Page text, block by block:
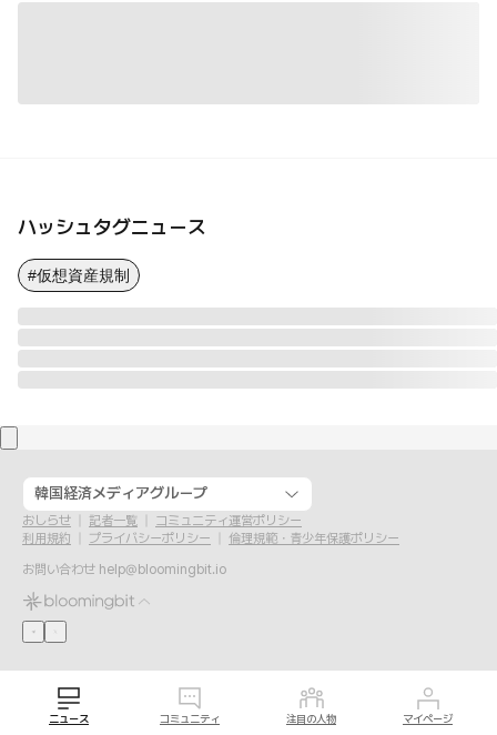
ハッシュタグニュース
#仮想資産規制
韓国経済メディアグループ
おしらせ 記者一覧
コミュニティ運営ポリシー
利用規約
プライバシーポリシー
倫理規範・青少年保護ポリシー
お問い合わせ help@bloomingbit.io
ニュース コミュニティ 注目の人物 マイページ